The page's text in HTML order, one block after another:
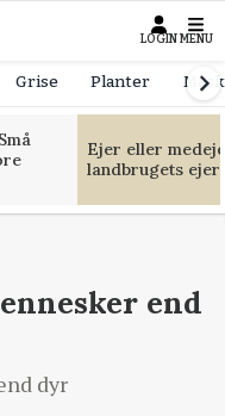
LOGIN MENU
Grise Planter
Ejer eller
landbrugets
end
dyr